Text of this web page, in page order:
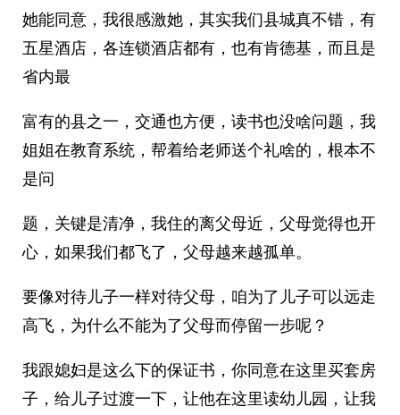
她能同意，我很感激她，其实我们县城真不错，有
五星酒店，各连锁酒店都有，也有肯德基，而且是
省内最
富有的县之一，交通也方便，读书也没啥问题，我
姐姐在教育系统，帮着给老师送个礼啥的，根本不
是问
题，关键是清净，我住的离父母近，父母觉得也开
心，如果我们都飞了，父母越来越孤单。
要像对待儿子一样对待父母，咱为了儿子可以远走
高飞，为什么不能为了父母而停留一步呢？
我跟媳妇是这么下的保证书，你同意在这里买套房
子，给儿子过渡一下，让他在这里读幼儿园，让我